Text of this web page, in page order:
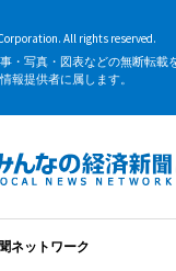
All rights reserved.
・写真・図表などの無断転載
報提供者に属します。
ネットワーク